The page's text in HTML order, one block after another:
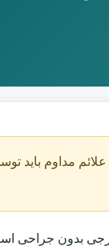
مداوم باید
بدون جراحی